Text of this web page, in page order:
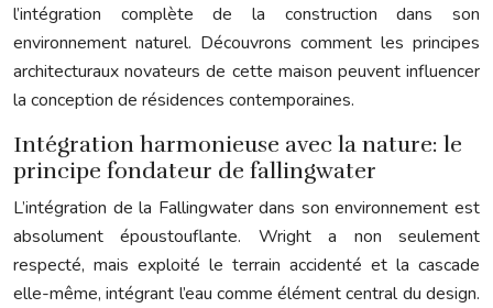
l’intégration complète de la construction dans son
environnement naturel. Découvrons comment les principes
architecturaux novateurs de cette maison peuvent influencer
la conception de résidences contemporaines.
Intégration harmonieuse avec la nature: le
principe fondateur de fallingwater
L’intégration de la Fallingwater dans son environnement est
absolument époustouflante. Wright a non seulement
respecté, mais exploité le terrain accidenté et la cascade
elle-même, intégrant l’eau comme élément central du design.